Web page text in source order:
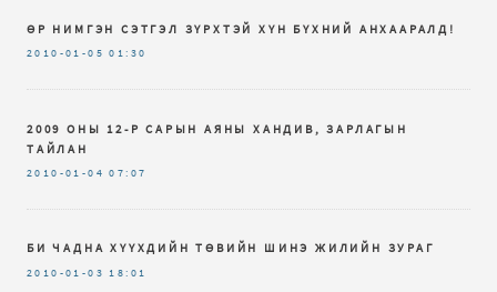
ӨР НИМГЭН СЭТГЭЛ ЗҮРХТЭЙ ХҮН БҮХНИЙ АНХААРАЛД!
2010-01-05 01:30
2009 ОНЫ 12-Р САРЫН АЯНЫ ХАНДИВ, ЗАРЛАГЫН
ТАЙЛАН
2010-01-04 07:07
БИ ЧАДНА ХҮҮХДИЙН ТӨВИЙН ШИНЭ ЖИЛИЙН ЗУРАГ
2010-01-03 18:01